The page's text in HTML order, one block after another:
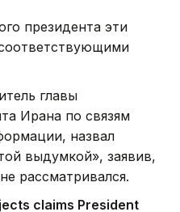
президента эти
главы
Ирана по связям
назвал
выдумкой», заявив,
рассматривался.
claims President